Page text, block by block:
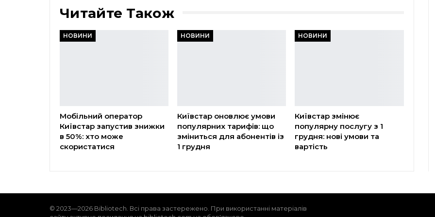
Читайте Також
НОВИНИ
Мобільний оператор
Київстар запустив знижки
в 50%: хто може
скористатися
НОВИНИ
Київстар оновлює умови
популярних тарифів: що
зміниться для абонентів із
1 грудня
НОВИНИ
Київстар змінює
популярну послугу з 1
грудня: нові умови та
вартість
© 2023—2026 Bibliotech. Всі права застережено. При використанні матеріалів